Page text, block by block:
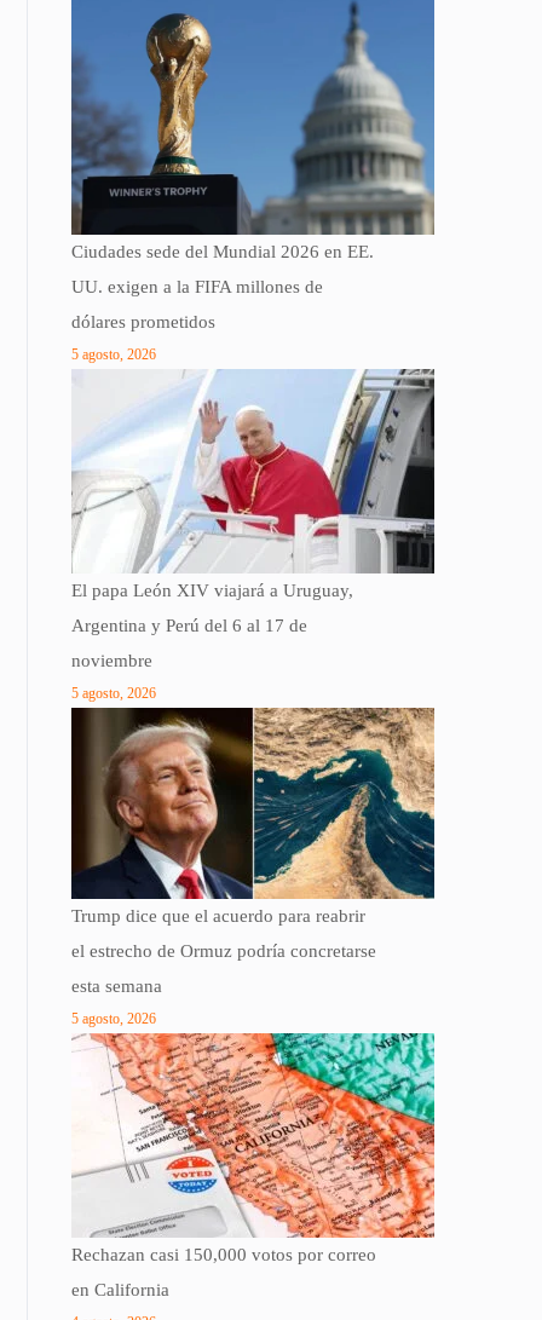
Ciudades sede del Mundial 2026 en EE.
UU. exigen a la FIFA millones de
dólares prometidos
5 agosto, 2026
El papa León XIV viajará a Uruguay,
Argentina y Perú del 6 al 17 de
noviembre
5 agosto, 2026
Trump dice que el acuerdo para reabrir
el estrecho de Ormuz podría concretarse
esta semana
5 agosto, 2026
Rechazan casi 150,000 votos por correo
en California